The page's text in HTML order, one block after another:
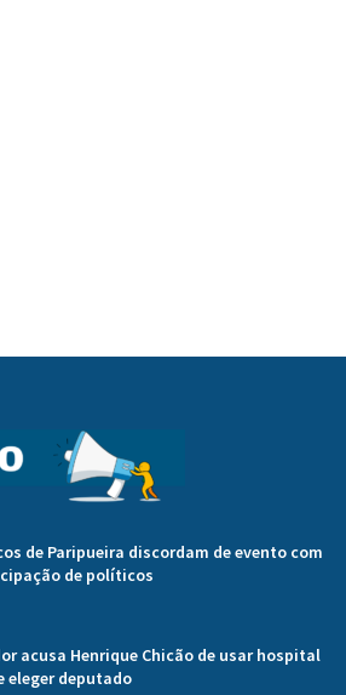
de Paripueira discordam de evento com
de políticos
acusa Henrique Chicão de usar hospital
eleger deputado